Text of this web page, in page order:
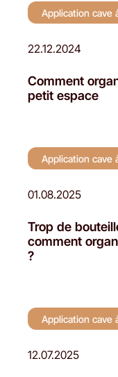
Application cave
22.12.2024
Comment
petit espace
Application cave
01.08.2025
Trop de
comment
?
Application cave
12.07.2025